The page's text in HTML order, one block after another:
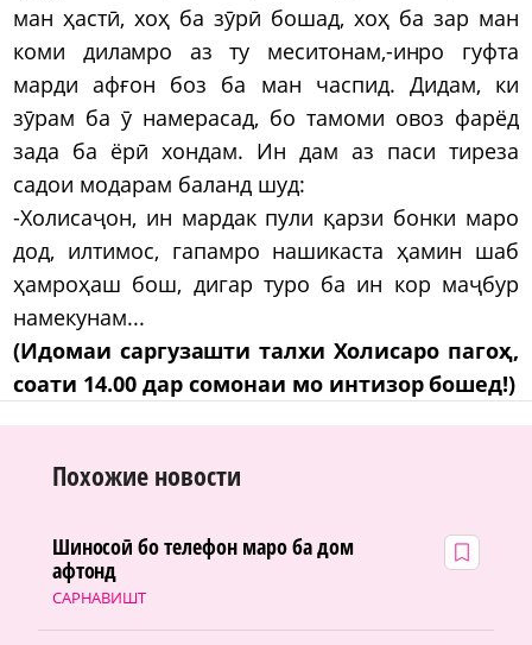
ман ҳастӣ, хоҳ ба зӯрӣ бошад, хоҳ ба зар ман
коми диламро аз ту меситонам,-инро гуфта
марди афғон боз ба ман часпид. Дидам, ки
зӯрам ба ӯ намерасад, бо тамоми овоз фарёд
зада ба ёрӣ хондам. Ин дам аз паси тиреза
садои модарам баланд шуд:
-Холисаҷон, ин мардак пули қарзи бонки маро
дод, илтимос, гапамро нашикаста ҳамин шаб
ҳамроҳаш бош, дигар туро ба ин кор маҷбур
намекунам...
(Идомаи саргузашти талхи Холисаро пагоҳ,
соати 14.00 дар сомонаи мо интизор бошед!)
Похожие новости
САРНАВИШТ
Шиносоӣ бо телефон маро ба дом
афтонд